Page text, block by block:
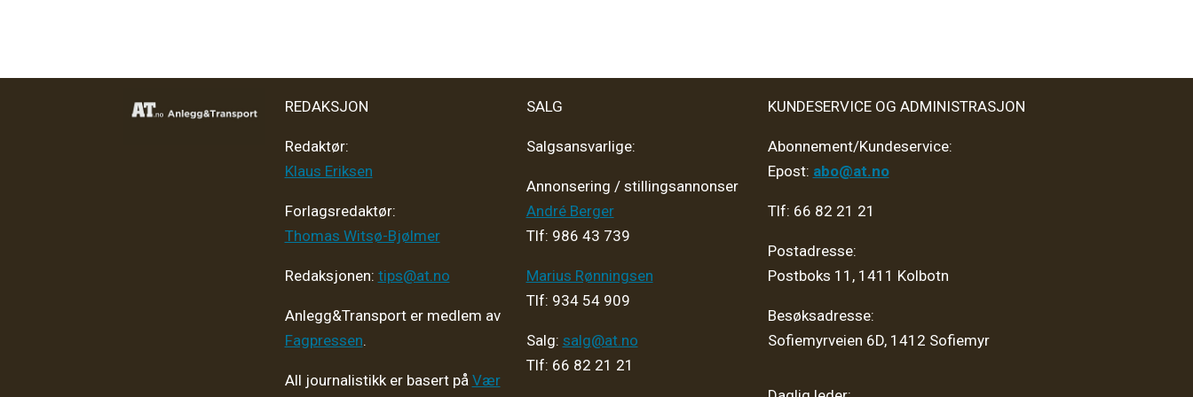
REDAKSJON
Redaktør:
Klaus Eriksen
Forlagsredaktør:
Thomas Witsø-Bjølmer
Redaksjonen: tips@at.no
Anlegg&Transport er medlem av
Fagpressen.
All journalistikk er basert på Vær
SALG
Salgsansvarlige:
Annonsering / stillingsannonser
André Berger
Tlf: 986 43 739
Marius Rønningsen
Tlf: 934 54 909
Salg: salg@at.no
Tlf: 66 82 21 21
KUNDESERVICE OG ADMINISTRASJON
Abonnement/Kundeservice:
Epost: abo@at.no
Tlf: 66 82 21 21
Postadresse:
Postboks 11, 1411 Kolbotn
Besøksadresse:
Sofiemyrveien 6D, 1412 Sofiemyr